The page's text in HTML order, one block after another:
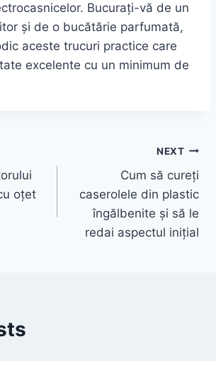
Bucurați-vă de un
și de o bucătărie parfumată,
aceste trucuri practice care
excelente cu un minimum de
oțet
NEXT
Cum să cureți
caserolele din plastic
îngălbenite și să le
redai aspectul inițial